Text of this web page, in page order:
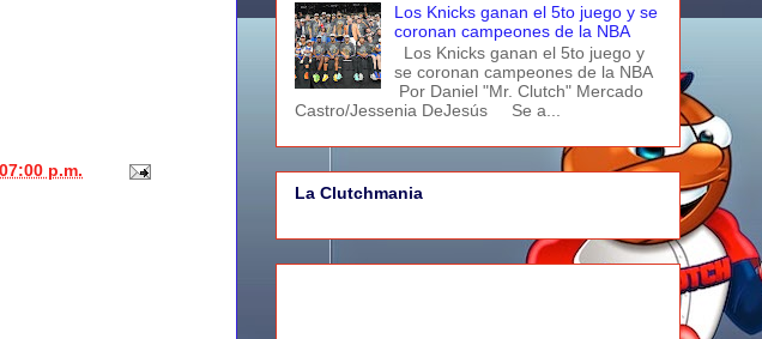
p.m.
Los Knicks ganan el 5to juego y se
coronan campeones de la NBA
Los Knicks ganan el 5to juego y
se coronan campeones de la NBA
Por Daniel "Mr. Clutch" Mercado
Castro/Jessenia DeJesús Se a...
La Clutchmania